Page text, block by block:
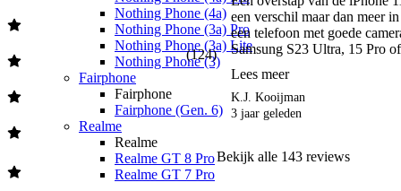
Nothing Phone (4a)
Nothing Phone (3a) Pro
Nothing Phone (3a) Lite
Nothing Phone (3)
Fairphone
Fairphone
Fairphone (Gen. 6)
Realme
Realme
Realme GT 8 Pro
Realme GT 7 Pro
(124)
een verschil maar dan meer
een telefoon met goede
Samsung S23 Ultra, 15 Pro
Lees meer
K.J. Kooijman
3 jaar geleden
Bekijk alle 143 reviews